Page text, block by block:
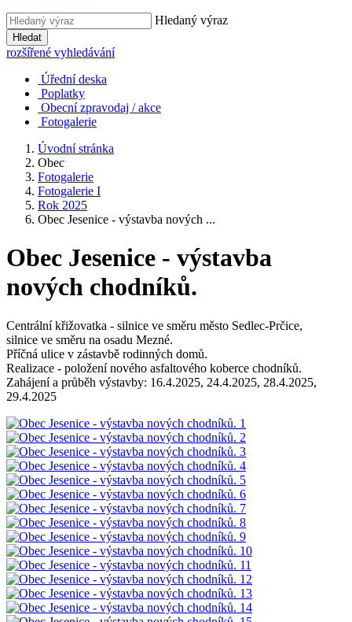
Hledaný výraz
Hledat
rozšířené vyhledávání
Úřední deska
Poplatky
Obecní zpravodaj / akce
Fotogalerie
Úvodní stránka
Obec
Fotogalerie
Fotogalerie I
Rok 2025
Obec Jesenice - výstavba nových ...
Obec Jesenice - výstavba
nových chodníků.
Centrální křižovatka - silnice ve směru město Sedlec-Prčice,
silnice ve směru na osadu Mezné.
Příčná ulice v zástavbě rodinných domů.
Realizace - položení nového asfaltového koberce chodníků.
Zahájení a průběh výstavby: 16.4.2025, 24.4.2025, 28.4.2025,
29.4.2025